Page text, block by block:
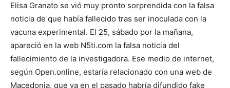
Elisa Granato se vió muy pronto sorprendida con la falsa
noticia de que había fallecido tras ser inoculada con la
vacuna experimental. El 25, sábado por la mañana,
apareció en la web N5ti.com la falsa noticia del
fallecimiento de la investigadora. Ese medio de internet,
según Open.online, estaría relacionado con una web de
Macedonia, que ya en el pasado habría difundido fake